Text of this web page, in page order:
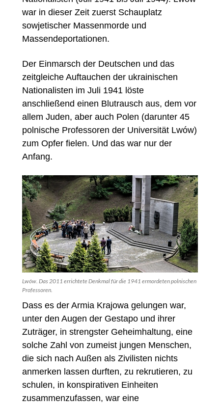
war in dieser Zeit zuerst Schauplatz
sowjetischer Massenmorde und
Massendeportationen.
Der Einmarsch der Deutschen und das
zeitgleiche Auftauchen der ukrainischen
Nationalisten im Juli 1941 löste
anschließend einen Blutrausch aus, dem vor
allem Juden, aber auch Polen (darunter 45
polnische Professoren der Universität Lwów)
zum Opfer fielen. Und das war nur der
Anfang.
Lwów. Das 2011 errichtete Denkmal für die 1941 ermordeten polnischen
Professoren.
Dass es der Armia Krajowa gelungen war,
unter den Augen der Gestapo und ihrer
Zuträger, in strengster Geheimhaltung, eine
solche Zahl von zumeist jungen Menschen,
die sich nach Außen als Zivilisten nichts
anmerken lassen durften, zu rekrutieren, zu
schulen, in konspirativen Einheiten
zusammenzufassen, war eine